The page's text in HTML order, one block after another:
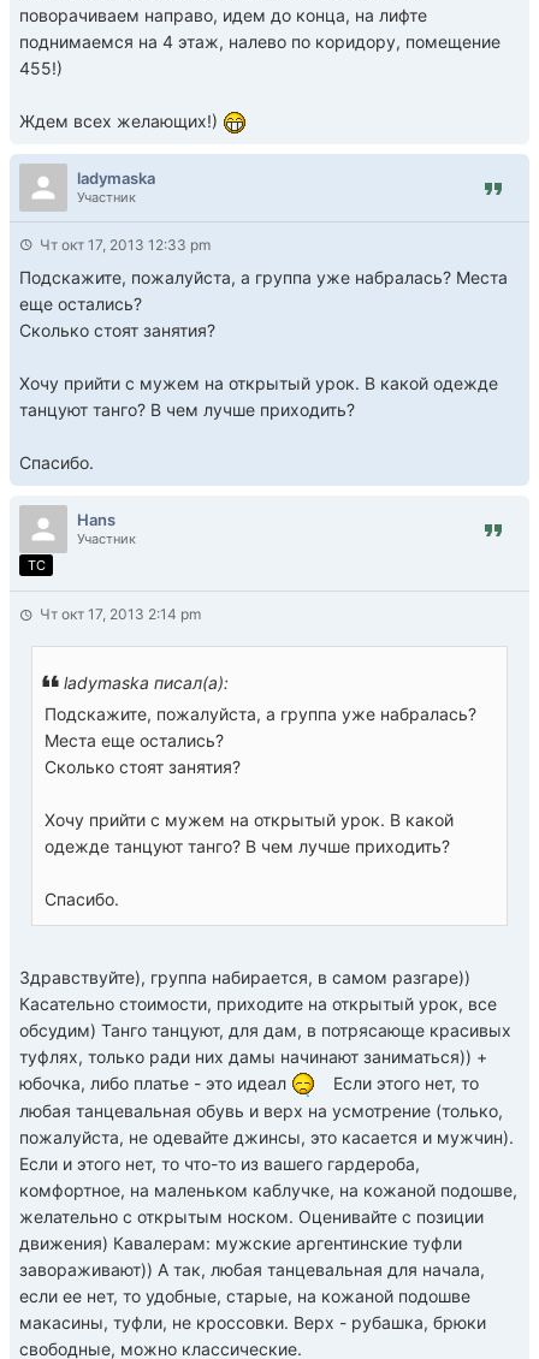
поворачиваем направо, идем до конца, на лифте
поднимаемся на 4 этаж, налево по коридору, помещение
455!)
Ждем всех желающих!)
ladymaska
Участник
Чт окт 17, 2013 12:33 pm
Подскажите, пожалуйста, а группа уже набралась? Места
еще остались?
Сколько стоят занятия?
Хочу прийти с мужем на открытый урок. В какой одежде
танцуют танго? В чем лучше приходить?
Спасибо.
Hans
Участник
TC
Чт окт 17, 2013 2:14 pm
ladymaska писал(а):
Подскажите, пожалуйста, а группа уже набралась?
Места еще остались?
Сколько стоят занятия?
Хочу прийти с мужем на открытый урок. В какой
одежде танцуют танго? В чем лучше приходить?
Спасибо.
Здравствуйте), группа набирается, в самом разгаре))
Касательно стоимости, приходите на открытый урок, все
обсудим) Танго танцуют, для дам, в потрясающе красивых
туфлях, только ради них дамы начинают заниматься)) +
юбочка, либо платье - это идеал
Если этого нет, то
любая танцевальная обувь и верх на усмотрение (только,
пожалуйста, не одевайте джинсы, это касается и мужчин).
Если и этого нет, то что-то из вашего гардероба,
комфортное, на маленьком каблучке, на кожаной подошве,
желательно с открытым носком. Оценивайте с позиции
движения) Кавалерам: мужские аргентинские туфли
завораживают)) А так, любая танцевальная для начала,
если ее нет, то удобные, старые, на кожаной подошве
макасины, туфли, не кроссовки. Верх - рубашка, брюки
свободные, можно классические.